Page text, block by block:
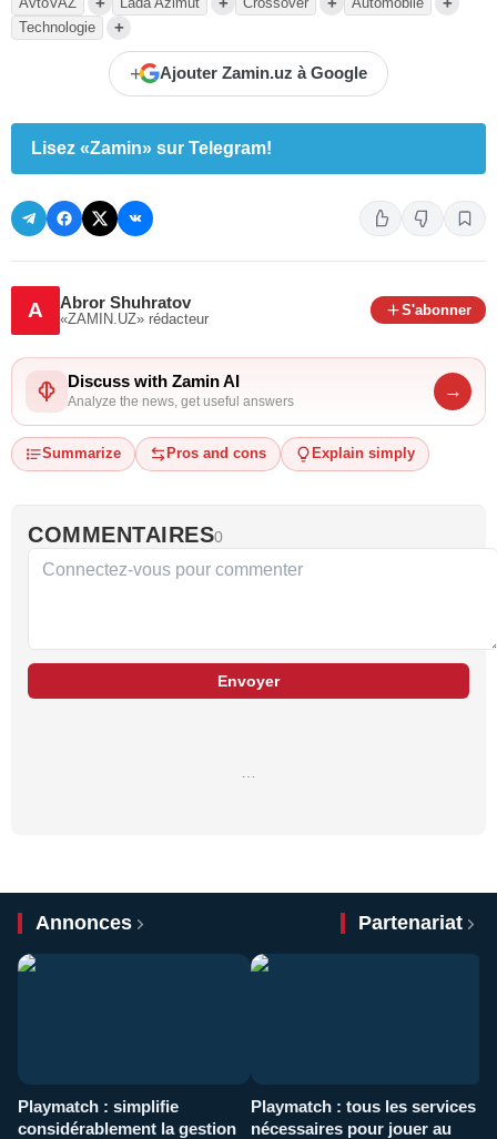
Technologie +
+ Ajouter Zamin.uz à Google
Lisez «Zamin» sur Telegram!
A Abror Shuhratov
«ZAMIN.UZ» rédacteur
S'abonner
Discuss with Zamin AI
Analyze the news, get useful answers
→
Summarize Pros and cons Explain simply
COMMENTAIRES0
Envoyer
Annonces Partenariat
Playmatch : simplifie
considérablement la gestion
Playmatch : tous les services
nécessaires pour jouer au